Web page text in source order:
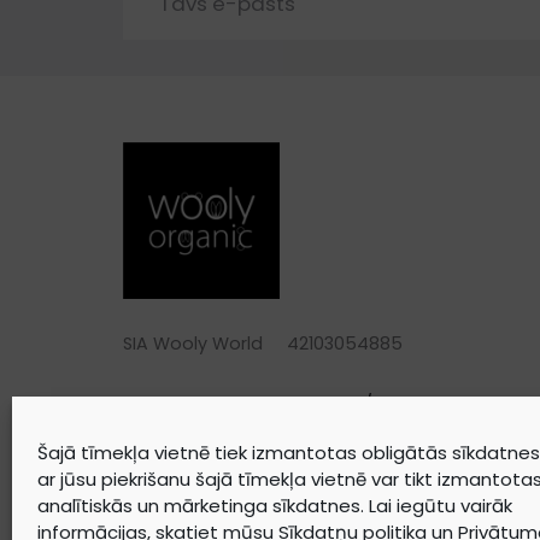
Šajā tīmekļa vietnē tiek izmantotas obligātās
ar jūsu piekrišanu šajā tīmekļa vietnē var tikt izmantotas
analītiskās un mārketinga sīkdatnes. Lai iegūtu vairāk
informācijas, skatiet mūsu Sīkdatņu politika un
SIA Wooly World 42103054885
ADRESE
Strautu iela 1/5, Liepāja, LV-3401
TELEFONS
+371 25744688
E-PASTS
warehouse@woolyorganic.com